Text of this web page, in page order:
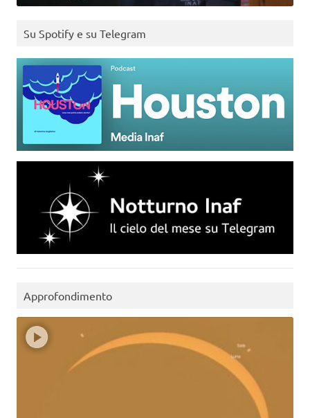
Su Spotify e su Telegram
Approfondimento